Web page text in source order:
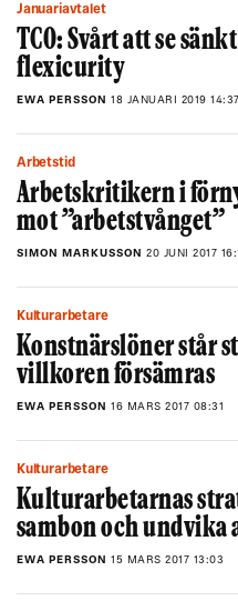
Januariavtalet
TCO: Svårt att se
flexicurity
EWA PERSSON 18 JANUARI 2019 14:37
Arbetstid
Arbetskritikern i
mot ”arbetstvånget”
SIMON MARKUSSON 20 JUNI 2017
Kulturarbetare
Konstnärslöner står
villkoren försämras
EWA PERSSON 16 MARS 2017 08:31
Kulturarbetare
Kulturarbetarnas
sambon och undvika
EWA PERSSON 15 MARS 2017 13:03